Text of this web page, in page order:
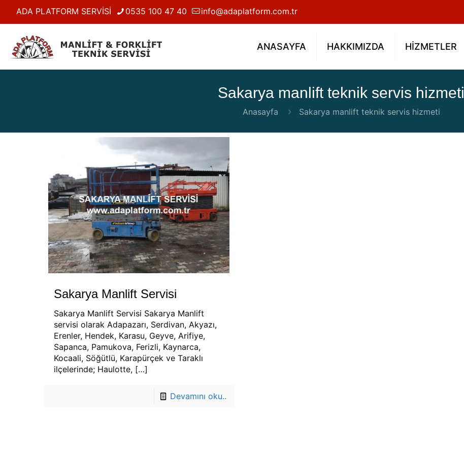
ADA PLATFORM SERVİSİ 0535 100 47 40 info@adaplatform.com.tr
ANASAYFA HAKKIMIZDA HİZMETLER
Sakarya manlift teknik servis hizmeti
Anasayfa Sakarya manlift teknik servis hizmeti
Sakarya Manlift Servisi
Sakarya Manlift Servisi Sakarya Manlift
servisi olarak Adapazarı, Serdivan, Akyazı,
Erenler, Hendek, Karasu, Geyve, Arifiye,
Sapanca, Pamukova, Ferizli, Kaynarca,
Kocaali, Söğütlü, Karapürçek ve Taraklı
ilçelerinde; Haulotte,[…]
Devamını oku..